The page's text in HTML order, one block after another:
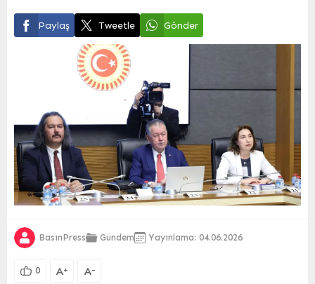
Paylaş Tweetle Gönder
BasınPress Gündem Yayınlama: 04.06.2026
0 A+ A-